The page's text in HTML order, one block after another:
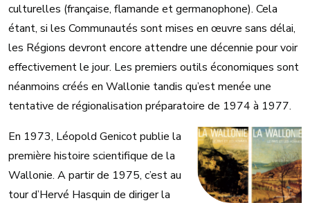
culturelles (française, flamande et germanophone). Cela
étant, si les Communautés sont mises en œuvre sans délai,
les Régions devront encore attendre une décennie pour voir
effectivement le jour. Les premiers outils économiques sont
néanmoins créés en Wallonie tandis qu’est menée une
tentative de régionalisation préparatoire de 1974 à 1977.
En 1973, Léopold Genicot publie la
première histoire scientifique de la
Wallonie. A partir de 1975, c’est au
tour d’Hervé Hasquin de diriger la